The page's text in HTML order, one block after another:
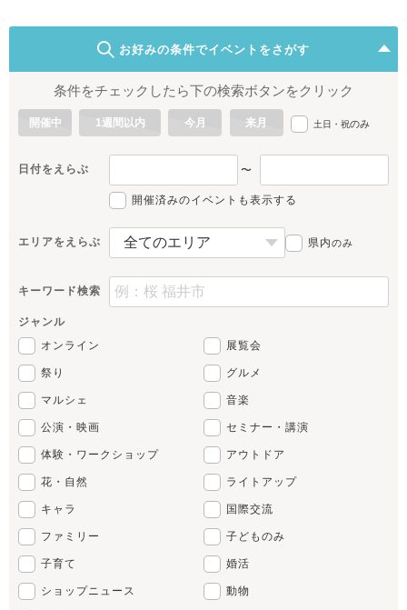
お好みの条件でイベントをさがす
条件をチェックしたら下の検索ボタンをクリック
開催中 1週間以内 今月 来月 土日・祝のみ
日付をえらぶ 〜
開催済みのイベントも表示する
エリアをえらぶ 県内のみ
キーワード検索
ジャンル
オンライン
展覧会
祭り グルメ
マルシェ 音楽
公演・映画 セミナー・講演
体験・ワークショップ アウトドア
花・自然 ライトアップ
キャラ 国際交流
ファミリー 子どものみ
子育て 婚活
ショップニュース 動物